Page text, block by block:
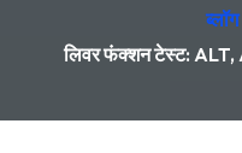
ब्लॉग
लिवर फंक्शन टेस्ट: